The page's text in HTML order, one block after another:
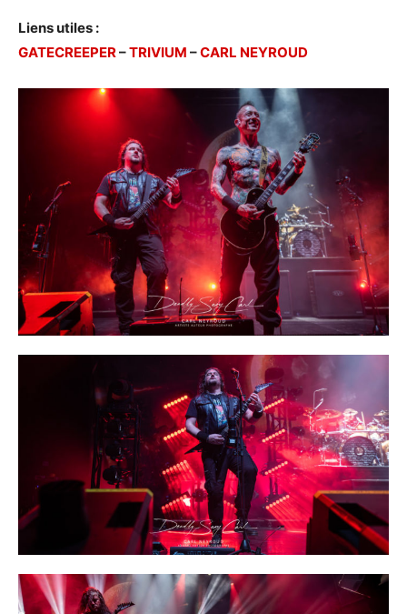
Liens utiles :
GATECREEPER–TRIVIUM –CARL NEYROUD